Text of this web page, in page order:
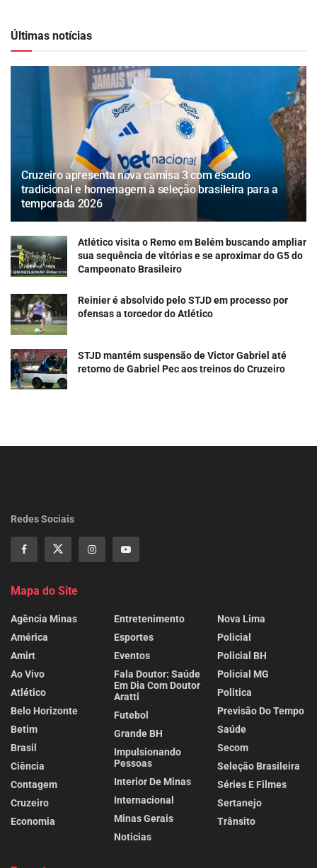
Últimas notícias
Cruzeiro apresenta nova camisa 3 com escudo
tradicional e homenagem à seleção brasileira para a
temporada 2026
Atlético visita o Remo em Belém buscando ampliar
sua sequência de vitórias e se aproximar do G5 do
Campeonato Brasileiro
Reinier é absolvido pelo STJD em processo por
ofensas a torcedor do Atlético
STJD mantém suspensão de Victor Gabriel até
retorno de Gabriel Pec aos treinos do Cruzeiro
Redes Sociais
Mapa do Site
Agência Minas
América
Amirt
Ao Vivo
Atlético
Belo Horizonte
Betim
Brasil
Ciência
Contagem
Cruzeiro
Economia
Entretenimento
Esportes
Eventos
Fala Doutor: Saúde
Em Dia Com Doutor
Aratti
Futebol
Grande BH
Impulsionando
Pessoas
Interior De Minas
Internacional
Minas Gerais
Noticias
Nova Lima
Policial
Policial BH
Policial MG
Politica
Previsão Do Tempo
Saúde
Secom
Seleção Brasileira
Séries E Filmes
Sertanejo
Trânsito